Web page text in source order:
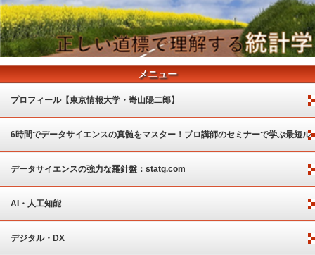
メニュー
プロフィール【東京情報大学・嵜山陽二郎】
6時間でデータサイエンスの真髄をマスター！プロ講師のセミナーで学ぶ最短ル
ート
データサイエンスの強力な羅針盤：statg.com
AI・人工知能
デジタル・DX